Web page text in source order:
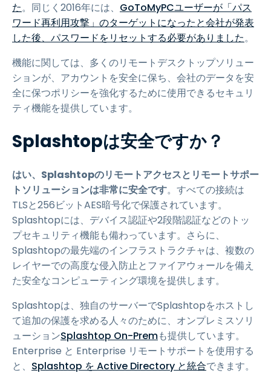
た。同じく2016年には、 GoToMyPCユーザーが「パス
ワード再利用攻撃」のターゲットになったと会社が発表
した後、パスワードをリセットする必要がありました。
機能に関しては、多くのリモートデスクトップソリュー
ションが、アカウントを安全に保ち、会社のデータを安
全に保つポリシーを強化するために使用できるセキュリ
ティ機能を提供しています。
Splashtopは安全ですか？
はい、Splashtopのリモートアクセスとリモートサポー
トソリューションは非常に安全です。すべての接続は
TLSと256ビットAES暗号化で保護されています。
Splashtopには、デバイス認証や2段階認証などのトッ
プセキュリティ機能も備わっています。さらに、
Splashtopの最先端のインフラストラクチャは、複数の
レイヤーでの高度な侵入防止とファイアウォールを備え
た安全なコンピューティング環境を提供します。
Splashtopは、独自のサーバーでSplashtopをホストし
て追加の保護を求める人々のために、オンプレミスソリ
ューションSplashtop On-Premも提供しています。
Enterprise と Enterprise リモートサポートを使用する
と、 Splashtop を Active Directory と統合できます。